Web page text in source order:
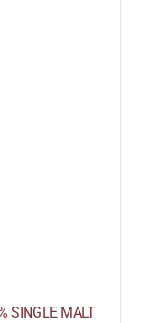
SINGLE MALT